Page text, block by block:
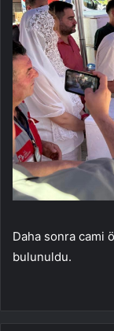
Daha sonra cami
bulunuldu.